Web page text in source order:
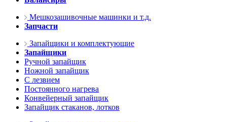
Мешкозашивочные машинки и т.д.
Запчасти
Запайщики и комплектующие
Запайщики
Ручной запайщик
Ножной запайщик
С лезвием
Постоянного нагрева
Конвейерный запайщик
Запайщик стаканов, лотков